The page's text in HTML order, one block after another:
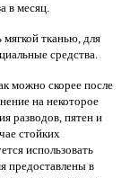
в месяц.
мягкой тканью, для
средства.
можно скорее после
на некоторое
разводов, пятен и
стойких
использовать
предоставлены в